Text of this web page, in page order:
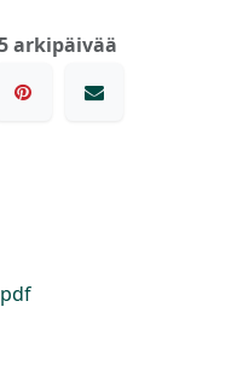
arkipäivää